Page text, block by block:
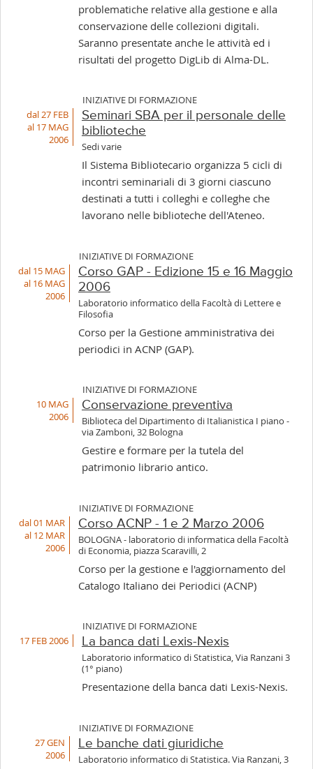
problematiche relative alla gestione e alla
conservazione delle collezioni digitali.
Saranno presentate anche le attività ed i
risultati del progetto DigLib di Alma-DL.
INIZIATIVE DI FORMAZIONE
dal 27 FEB
al 17 MAG
2006
Seminari SBA per il personale delle
biblioteche
Sedi varie
Il Sistema Bibliotecario organizza 5 cicli di
incontri seminariali di 3 giorni ciascuno
destinati a tutti i colleghi e colleghe che
lavorano nelle biblioteche dell'Ateneo.
INIZIATIVE DI FORMAZIONE
dal 15 MAG
al 16 MAG
2006
Corso GAP - Edizione 15 e 16 Maggio
2006
Laboratorio informatico della Facoltà di Lettere e
Filosofia
Corso per la Gestione amministrativa dei
periodici in ACNP (GAP).
INIZIATIVE DI FORMAZIONE
10 MAG
2006
Conservazione preventiva
Biblioteca del Dipartimento di Italianistica I piano -
via Zamboni, 32 Bologna
Gestire e formare per la tutela del
patrimonio librario antico.
INIZIATIVE DI FORMAZIONE
dal 01 MAR
al 12 MAR
2006
Corso ACNP - 1 e 2 Marzo 2006
BOLOGNA - laboratorio di informatica della Facoltà
di Economia, piazza Scaravilli, 2
Corso per la gestione e l'aggiornamento del
Catalogo Italiano dei Periodici (ACNP)
INIZIATIVE DI FORMAZIONE
17 FEB 2006
La banca dati Lexis-Nexis
Laboratorio informatico di Statistica, Via Ranzani 3
(1° piano)
Presentazione della banca dati Lexis-Nexis.
INIZIATIVE DI FORMAZIONE
27 GEN
2006
Le banche dati giuridiche
Laboratorio informatico di Statistica. Via Ranzani, 3